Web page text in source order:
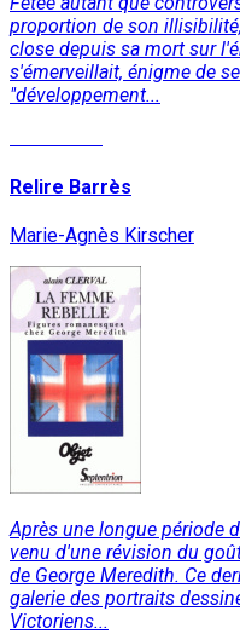
proportion de son
close depuis sa mort sur
s'émerveillait, énigme de
"développement...
Relire Barrès
Marie-Agnès Kirscher
Après une longue période
venu d'une révision du
de George Meredith. Ce
galerie des portraits
Victoriens...